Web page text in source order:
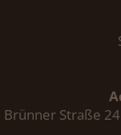
Brünner Straße